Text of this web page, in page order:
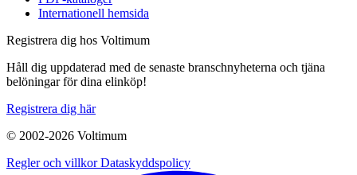
Internationell hemsida
Registrera dig hos Voltimum
Håll dig uppdaterad med de senaste branschnyheterna och tjäna
belöningar för dina elinköp!
Registrera dig här
© 2002-2026 Voltimum
Regler och villkorDataskyddspolicy